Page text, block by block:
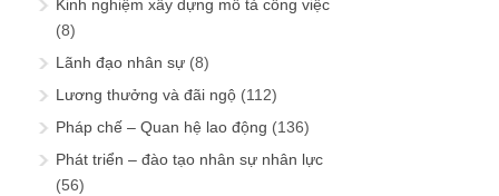
Kinh nghiệm xây dựng mô tả công việc
(8)
Lãnh đạo nhân sự (8)
Lương thưởng và đãi ngộ (112)
Pháp chế – Quan hệ lao động (136)
Phát triển – đào tạo nhân sự nhân lực
(56)